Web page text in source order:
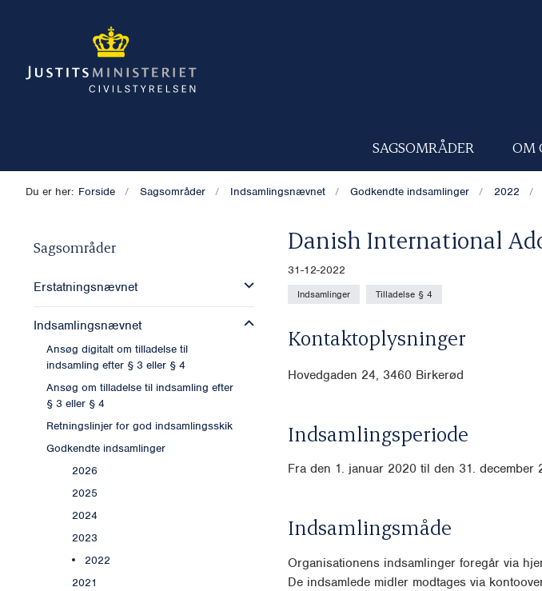
SAGSOMRÅDER OM
Du er her: Forside Sagsområder Indsamlingsnævnet Godkendte indsamlinger 2022
Sagsområder
Erstatningsnævnet
Indsamlingsnævnet
Ansøg digitalt om tilladelse til
indsamling efter § 3 eller § 4
Ansøg om tilladelse til indsamling efter
§ 3 eller § 4
Retningslinjer for god indsamlingsskik
Godkendte indsamlinger
2026
2025
2024
2023
2022
2021
Danish International
31-12-2022
Indsamlinger Tilladelse § 4
Kontaktoplysninger
Hovedgaden 24, 3460 Birkerød
Indsamlingsperiode
Fra den 1. januar 2020 til den 31. december
Indsamlingsmåde
Organisationens indsamlinger foregår via
De indsamlede midler modtages via